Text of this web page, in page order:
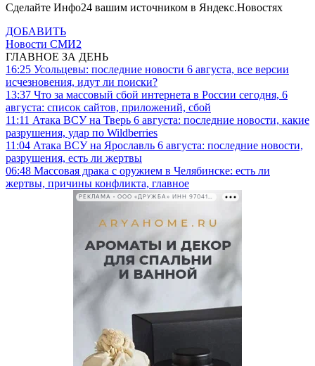
Сделайте Инфо24 вашим источником в Яндекс.Новостях
ДОБАВИТЬ
Новости СМИ2
ГЛАВНОЕ ЗА ДЕНЬ
16:25 Усольцевы: последние новости 6 августа, все версии
исчезновения, идут ли поиски?
13:37 Что за массовый сбой интернета в России сегодня, 6
августа: список сайтов, приложений, сбой
11:11 Атака ВСУ на Тверь 6 августа: последние новости, какие
разрушения, удар по Wildberries
11:04 Атака ВСУ на Ярославль 6 августа: последние новости,
разрушения, есть ли жертвы
06:48 Массовая драка с оружием в Челябинске: есть ли
жертвы, причины конфликта, главное
РЕКЛАМА • ООО «ДРУЖБА» ИНН 9704146411